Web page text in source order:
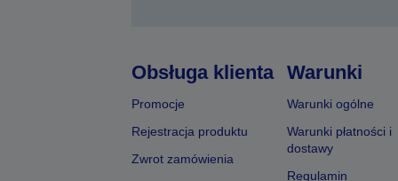
Obsługa klienta
Promocje
Rejestracja produktu
Zwrot zamówienia
Warunki
Warunki ogólne
Warunki płatności i
dostawy
Regulamin